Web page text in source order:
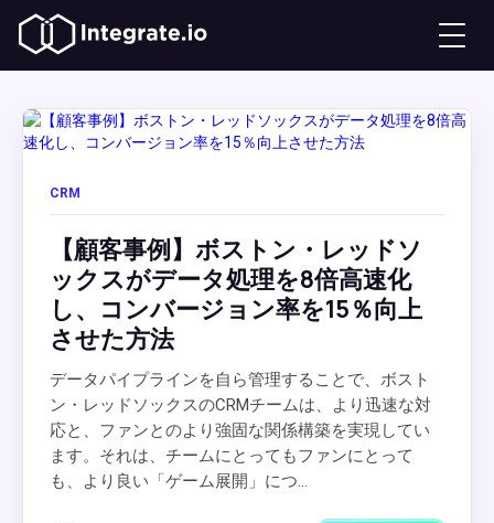
CRM
【顧客事例】ボストン・レッドソ
ックスがデータ処理を8倍高速化
し、コンバージョン率を15％向上
させた方法
データパイプラインを自ら管理することで、ボスト
ン・レッドソックスのCRMチームは、より迅速な対
応と、ファンとのより強固な関係構築を実現してい
ます。それは、チームにとってもファンにとって
も、より良い「ゲーム展開」につ...